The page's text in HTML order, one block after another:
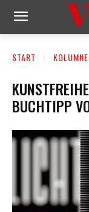
START
BUCHTIPP